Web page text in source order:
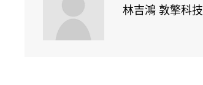
林吉鴻 敦擎科技